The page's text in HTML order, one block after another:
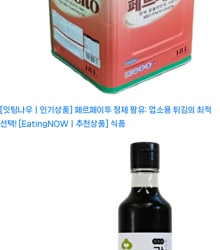
[잇팅나우ㅣ인기상품] 페르페이투 정제 팜유: 업소용 튀김의 최적
선택! [EatingNOWㅣ추천상품] 식품